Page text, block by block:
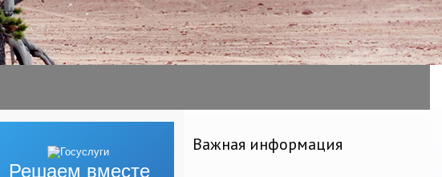
Решаем вместе
Важная информация